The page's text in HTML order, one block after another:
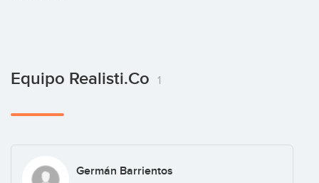
Equipo Realisti.co 1
Germán Barrientos